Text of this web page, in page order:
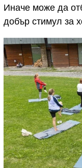
Иначе може да
добър стимул за